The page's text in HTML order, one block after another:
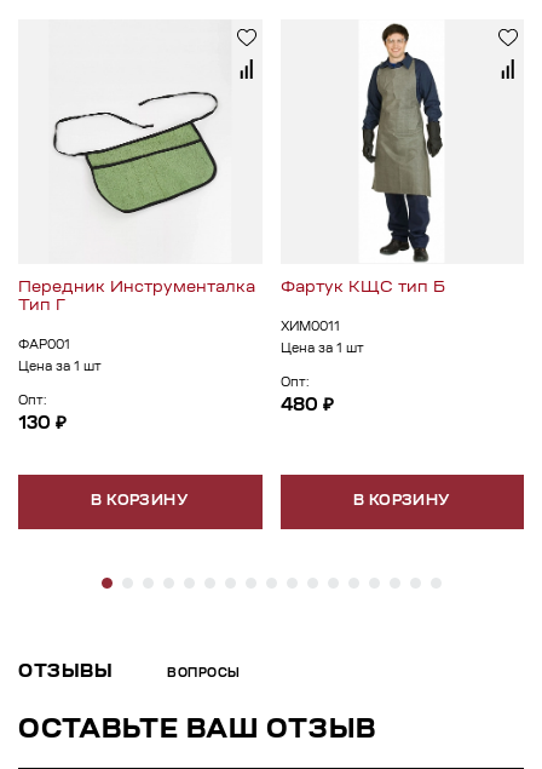
Передник Инструменталка
Тип Г
ФАР001
Цена за 1 шт
Опт:
130 ₽
В КОРЗИНУ
Фартук КЩС тип Б
ХИМ0011
Цена за 1 шт
Опт:
480 ₽
В КОРЗИНУ
ОТЗЫВЫ ВОПРОСЫ
ОСТАВЬТЕ ВАШ ОТЗЫВ